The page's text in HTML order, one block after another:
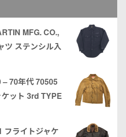
MFG. CO.,
ツ ステンシル入
– 70年代 70505
ット 3rd TYPE
フライトジャケ